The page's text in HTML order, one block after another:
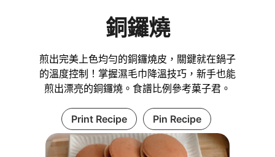
銅鑼燒
煎出完美上色均勻的銅鑼燒皮，關鍵就在鍋子
的溫度控制！掌握濕毛巾降溫技巧，新手也能
煎出漂亮的銅鑼燒。食譜比例參考菓子君。
Print Recipe Pin Recipe